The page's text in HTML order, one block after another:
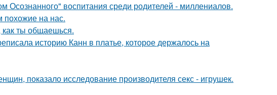
Осознанного" воспитания среди родителей - миллениалов.
на нас.
как ты общаешься.
историю Канн в платье, которое держалось на
показало исследование производителя секс - игрушек.